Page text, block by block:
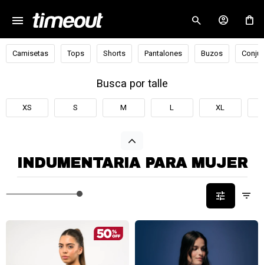
menu
Camisetas Tops Shorts Pantalones Buzos
Busca por talle
XS S M L XL
INDUMENTARIA PARA MUJER